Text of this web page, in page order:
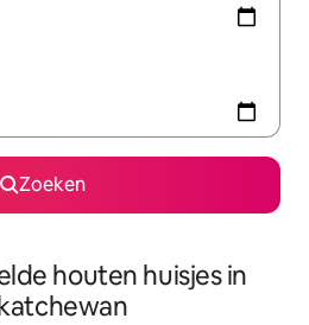
Zoeken
houten huisjes in